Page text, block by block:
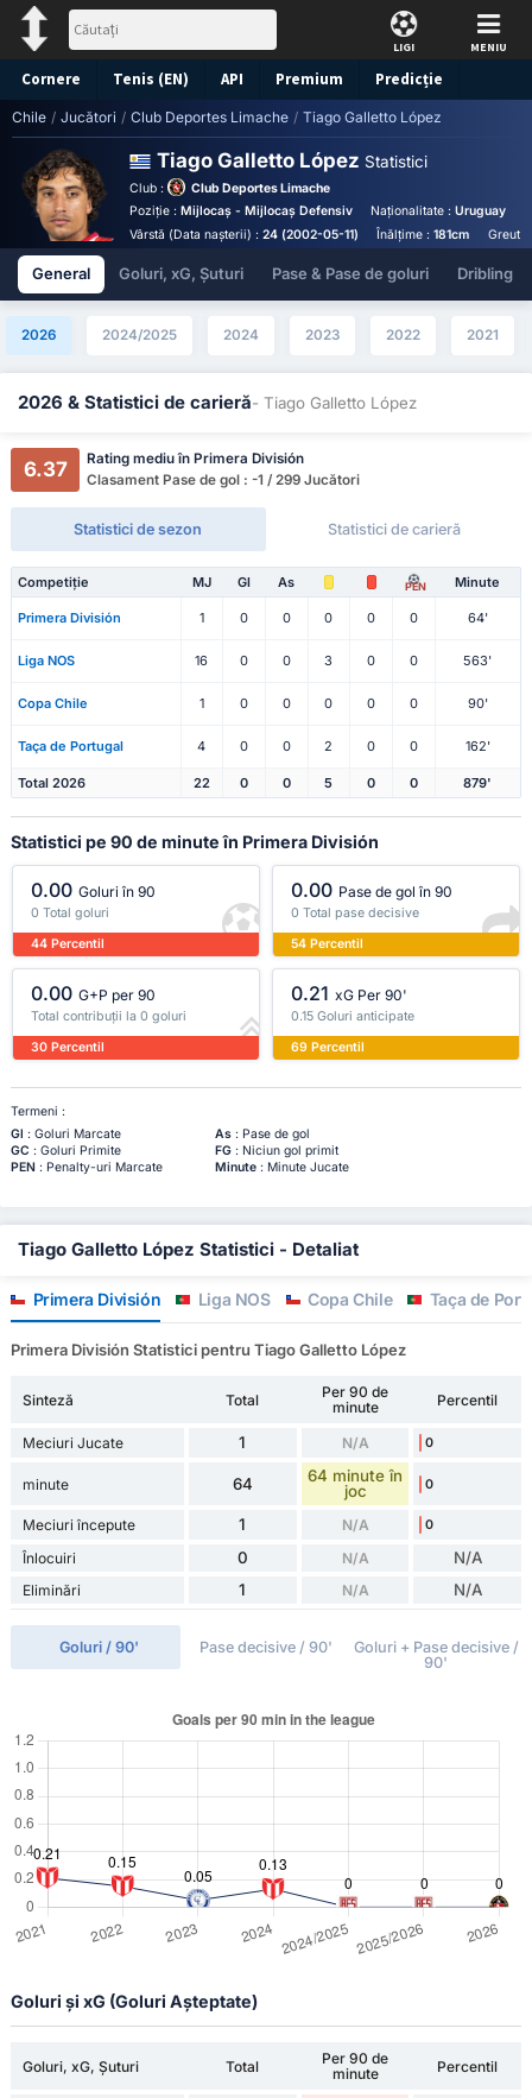
LIGI MENIU
Cornere Tenis (EN) API Premium Predicție
Chile / Jucători / Club Deportes Limache / Tiago Galletto López
Tiago Galletto López Statistici
Club :
Club Deportes Limache
Poziție : Mijlocaș - Mijlocaș Defensiv Naționalitate :Uruguay
Vârstă (Data nașterii) : 24 (2002-05-11) Înălțime :181cm
General Goluri, xG, Șuturi Pase & Pase de goluri Dribling
2026 2024/2025 2024 2023 2022 2021
2026 & Statistici de carieră- Tiago Galletto López
6.37
Rating mediu în Primera División
Clasament Pase de gol : -1 / 299 Jucători
Statistici de sezon Statistici de carieră
Competiție MJ Gl As PEN Minute
Primera División 1 0 0 0 0 0 64'
Liga NOS 16 0 0 3 0 0 563'
Copa Chile 1 0 0 0 0 0 90'
Taça de Portugal 4 0 0 2 0 0 162'
Total 2026 22 0 0 5 0 0 879'
Statistici pe 90 de minute în Primera División
0.00 Goluri în 90
0 Total goluri
44 Percentil
0.00 Pase de gol în 90
0 Total pase decisive
54 Percentil
0.00 G+P per 90
Total contribuții la 0 goluri
30 Percentil
0.21 xG Per 90'
0.15 Goluri anticipate
69 Percentil
Termeni :
Gl : Goluri Marcate As: Pase de gol
GC : Goluri Primite FG: Niciun gol primit
PEN: Penalty-uri Marcate Minute: Minute Jucate
Tiago Galletto López Statistici - Detaliat
Primera División Liga NOS Copa Chile Taça de
Primera División Statistici pentru Tiago Galletto López
Sinteză Total
Per 90 de
minute
Percentil
Meciuri Jucate 1 N/A 0
minute 64
64 minute în
joc
0
Meciuri începute 1 N/A 0
Înlocuiri 0 N/A N/A
Eliminări 1 N/A N/A
Goluri / 90' Pase decisive / 90'
Goluri + Pase decisive /
90'
Goluri și xG (Goluri Așteptate)
Goluri, xG, Șuturi Total
Per 90 de
minute
Percentil